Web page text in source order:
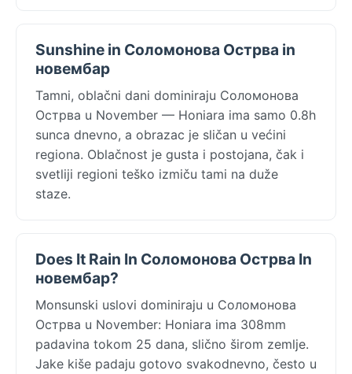
Sunshine in Соломонова Острва in
новембар
Tamni, oblačni dani dominiraju Соломонова
Острва u November — Honiara ima samo 0.8h
sunca dnevno, a obrazac je sličan u većini
regiona. Oblačnost je gusta i postojana, čak i
svetliji regioni teško izmiču tami na duže
staze.
Does It Rain In Соломонова Острва In
новембар?
Monsunski uslovi dominiraju u Соломонова
Острва u November: Honiara ima 308mm
padavina tokom 25 dana, slično širom zemlje.
Jake kiše padaju gotovo svakodnevno, često u